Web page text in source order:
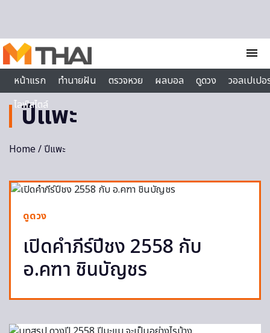
menu
หน้าแรก
ทำนายฝัน ตรวจหวย ผลบอล ดูดวง
วอลเปเป
ไลฟ์สไตล์
ปีแพะ
Home/ ปีแพะ
ดูดวง
เปิดคำภีร์ปีชง 2558 กับ
อ.คฑา ชินบัญชร